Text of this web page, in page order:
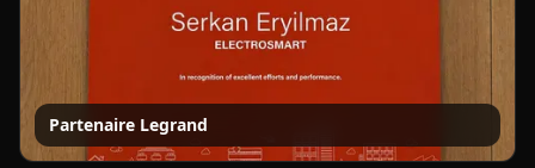
Partenaire Legrand